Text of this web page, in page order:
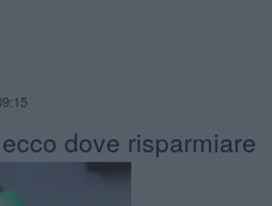
dove risparmiare